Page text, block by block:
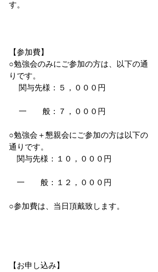
す。
【参加費】
○勉強会のみにご参加の方は、以下の通
りです。
関与先様：５，０００円
一　　般：７，０００円
○勉強会＋懇親会にご参加の方は以下の
通りです。
関与先様：１０，０００円
一　　般：１２，０００円
○参加費は、当日頂戴致します。
【お申し込み】